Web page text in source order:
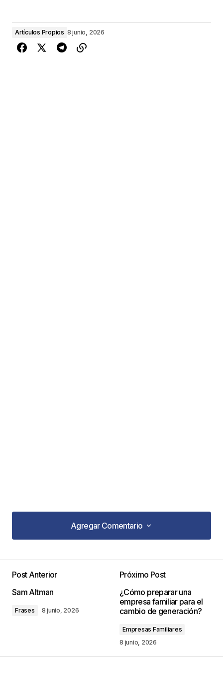
Artículos Propios 8 junio, 2026
Agregar Comentario
Agregar Comentario
publicada.
Los campos obligatorios están
Post Anterior
Sam Altman
Frases 8 junio, 2026
Próximo Post
¿Cómo preparar una
empresa familiar para el
cambio de generación?
Empresas Familiares
8 junio, 2026